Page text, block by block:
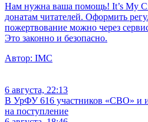
Нам нужна ваша помощь! It’s My
донатам читателей. Оформить
пожертвование можно через
Это законно и безопасно.
Автор: IMC
6 августа, 22:13
В УрФУ 616 участников «СВО» и
на поступление